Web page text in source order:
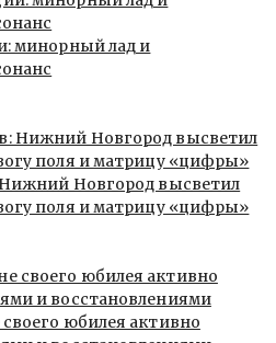
минорный лад и
Новгород высветил
поля и матрицу «цифры»
юбилея активно